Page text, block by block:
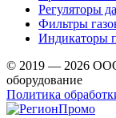
Регуляторы
Фильтры
Индикаторы
© 2019 — 2026
оборудование
Политика